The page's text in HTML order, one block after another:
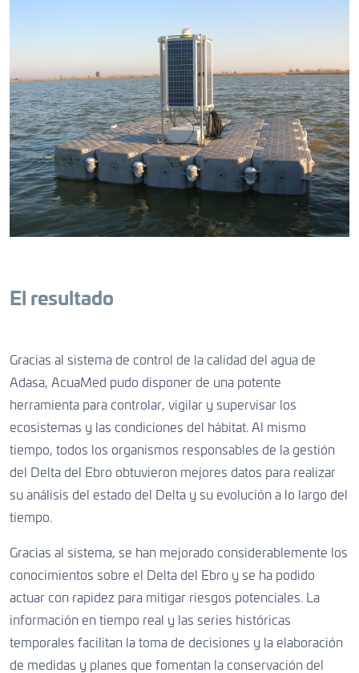
El resultado
Gracias al sistema de control de la calidad del agua de
Adasa, AcuaMed pudo disponer de una potente
herramienta para controlar, vigilar y supervisar los
ecosistemas y las condiciones del hábitat. Al mismo
tiempo, todos los organismos responsables de la gestión
del Delta del Ebro obtuvieron mejores datos para realizar
su análisis del estado del Delta y su evolución a lo largo del
tiempo.
Gracias al sistema, se han mejorado considerablemente los
conocimientos sobre el Delta del Ebro y se ha podido
actuar con rapidez para mitigar riesgos potenciales. La
información en tiempo real y las series históricas
temporales facilitan la toma de decisiones y la elaboración
de medidas y planes que fomentan la conservación del